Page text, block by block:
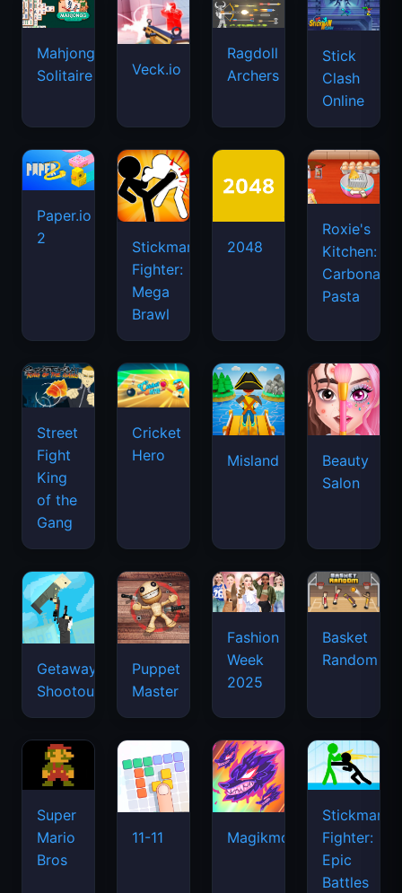
Mahjongg
Solitaire
Veck.io
Ragdoll
Archers
Stick
Clash
Online
Paper.io
2
Stickman
Fighter:
Mega
Brawl
2048
Roxie's
Kitchen:
Carbonara
Pasta
Street
Fight
King
of the
Gang
Cricket
Hero
Misland
Beauty
Salon
Getaway
Shootout
Puppet
Master
Fashion
Week
2025
Basket
Random
Super
Mario
Bros
11-11 Magikmon
Stickman
Fighter:
Epic
Battles